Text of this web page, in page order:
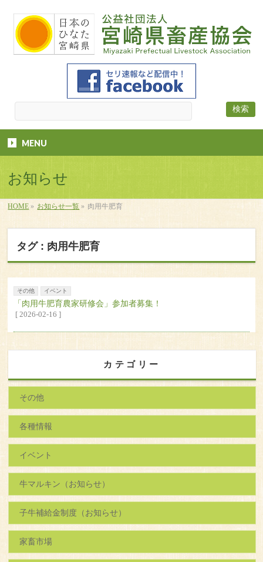
MENU
お知らせ
HOME » お知らせ一覧 » 肉用牛肥育
タグ : 肉用牛肥育
その他 イベント
「肉用牛肥育農家研修会」参加者募集！
[ 2026-02-16 ]
カテゴリー
その他
各種情報
イベント
牛マルキン（お知らせ）
子牛補給金制度（お知らせ）
家畜市場